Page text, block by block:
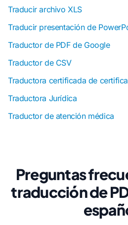
Traducir archivo XLS
Traducir presentación de
Traductor de PDF de Google
Traductor de CSV
Traductora certificada de
Traductora Jurídica
Traductor de atención médica
Preguntas
traducción de